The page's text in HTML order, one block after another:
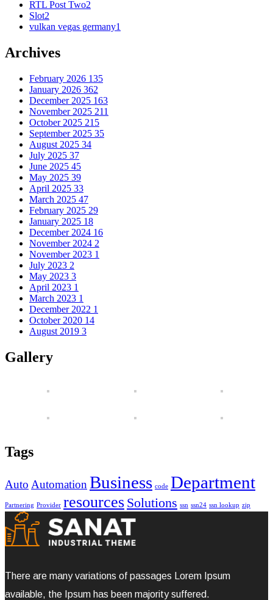
RTL Post Two2
Slot2
vulkan vegas germany1
Archives
February 2026 135
January 2026 362
December 2025 163
November 2025 211
October 2025 215
September 2025 35
August 2025 34
July 2025 37
June 2025 45
May 2025 39
April 2025 33
March 2025 47
February 2025 29
January 2025 18
December 2024 16
November 2024 2
November 2023 1
July 2023 2
May 2023 3
April 2023 1
March 2023 1
December 2022 1
October 2020 14
August 2019 3
Gallery
Tags
Auto Automation Business code Department
Partnering Provider resources Solutions ssn ssn24 ssn lookup zip
There are many variations of passages Lorem Ipsum
available, the Ipsum has been majority suffered.